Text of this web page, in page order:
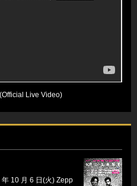
10 月 6 日(火) Zepp
Live Video)